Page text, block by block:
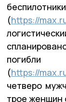
(https://
погибли
(https://
четверо
трое женщин